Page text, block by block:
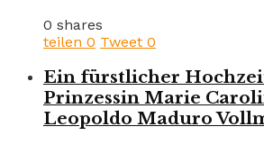
0 shares
teilen 0 Tweet 0
Ein fürstlicher
Prinzessin Marie
Leopoldo Maduro